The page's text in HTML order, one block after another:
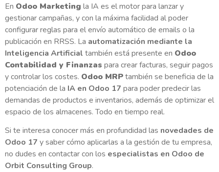
En Odoo Marketing la IA es el motor para lanzar y
gestionar campañas, y con la máxima facilidad al poder
configurar reglas para el envío automático de emails o la
publicación en RRSS. La automatización mediante la
Inteligencia Artificial también está presente en Odoo
Contabilidad y Finanzas para crear facturas, seguir pagos
y controlar los costes. Odoo MRPtambién se beneficia de la
potenciación de la IA en Odoo 17 para poder predecir las
demandas de productos e inventarios, además de optimizar el
espacio de los almacenes. Todo en tiempo real.
Si te interesa conocer más en profundidad las novedades de
Odoo 17 y saber cómo aplicarlas a la gestión de tu empresa,
no dudes en contactar con los especialistas en Odoo de
Orbit Consulting Group.